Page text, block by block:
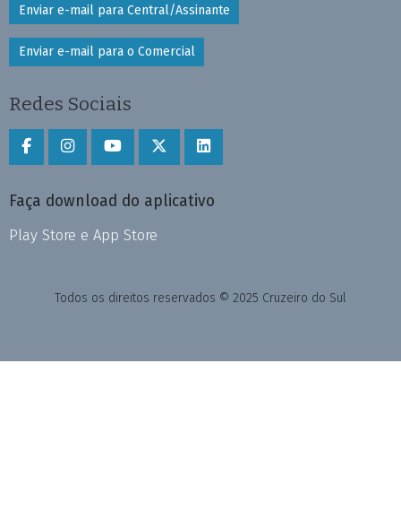
Enviar e-mail para Central/Assinante
Enviar e-mail para o Comercial
Redes Sociais
Faça download do aplicativo
Play Store e App Store
Todos os direitos reservados © 2025 Cruzeiro do Sul